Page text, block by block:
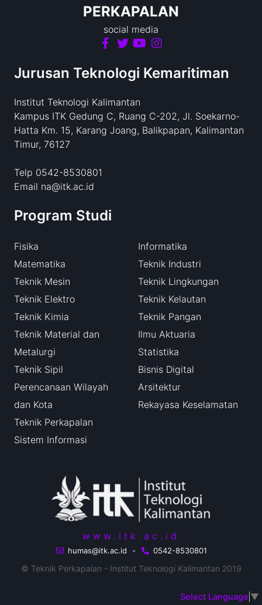
PERKAPALAN
social media
Jurusan Teknologi Kemaritiman
Institut Teknologi Kalimantan
Kampus ITK Gedung C, Ruang C-202, Jl. Soekarno-
Hatta Km. 15, Karang Joang, Balikpapan, Kalimantan
Timur, 76127
Telp 0542-8530801
Email na@itk.ac.id
Program Studi
Fisika
Matematika
Teknik Mesin
Teknik Elektro
Teknik Kimia
Teknik Material dan
Metalurgi
Teknik Sipil
Perencanaan Wilayah
dan Kota
Teknik Perkapalan
Sistem Informasi
Informatika
Teknik Industri
Teknik Lingkungan
Teknik Kelautan
Teknik Pangan
Ilmu Aktuaria
Statistika
Bisnis Digital
Arsitektur
Rekayasa Keselamatan
www.itk.ac.id
humas@itk.ac.id - 0542-8530801
© Teknik Perkapalan - Institut Teknologi Kalimantan 2019
Select Language ▼